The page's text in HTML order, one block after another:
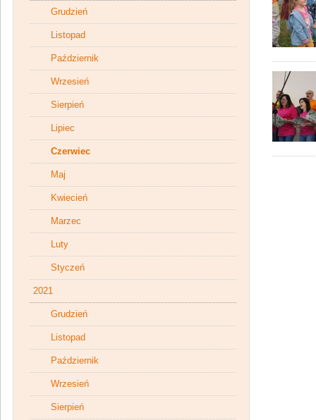
Grudzień
Listopad
Październik
Wrzesień
Sierpień
Lipiec
Czerwiec
Maj
Kwiecień
Marzec
Luty
Styczeń
2021
Grudzień
Listopad
Październik
Wrzesień
Sierpień